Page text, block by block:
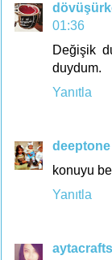
01:36
Değişik
duydum.
Yanıtla
deeptone
konuyu
Yanıtla
aytacrafts